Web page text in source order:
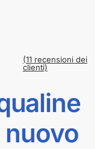
(11recensioni dei
clienti)
nuovo